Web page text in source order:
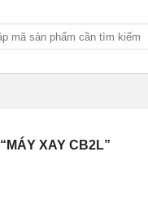
XAY CB2L”